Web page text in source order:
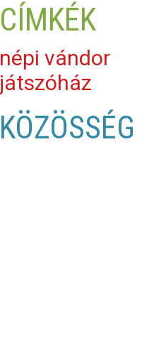
CÍMKÉK
népi vándor
játszóház
KÖZÖSSÉG